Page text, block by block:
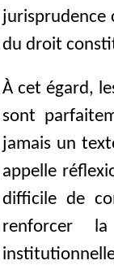
jurisprudence
du droit
À cet égard,
sont
jamais un
appelle
difficile de
renforcer